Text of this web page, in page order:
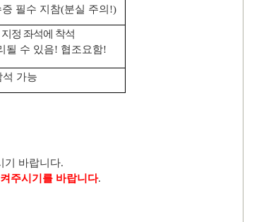
증 필수 지참(분실 주의 !)
정 좌석에 착석
될 수 있음! 협조요함!
석 가능
기 바랍니다.
주시기를 바랍니다.